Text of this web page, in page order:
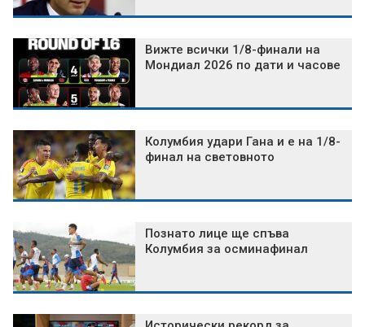
Вижте всички 1/8-финали на
Мондиал 2026 по дати и часове
Колумбия удари Гана и е на 1/8-
финал на световното
Познато лице ще спъва
Колумбия за осминафинал